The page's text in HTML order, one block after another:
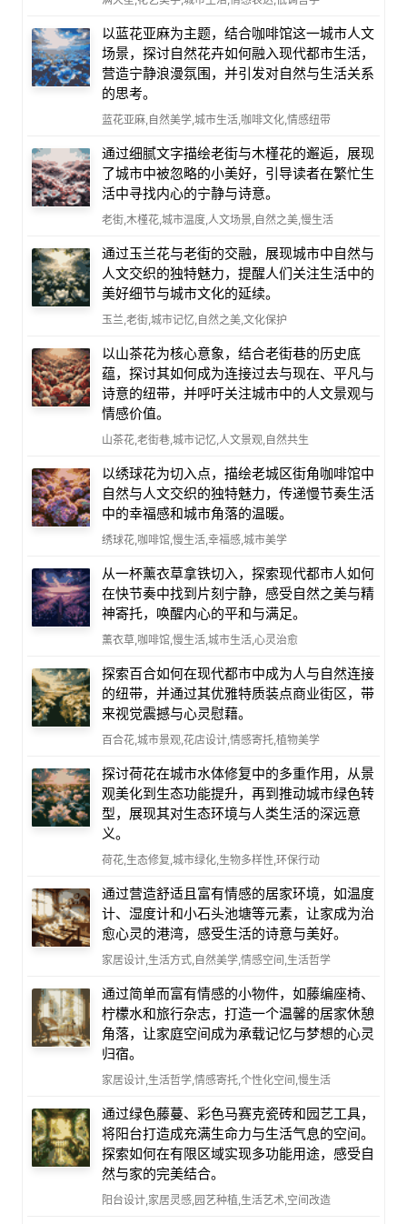
以蓝花亚麻为主题，结合咖啡馆这一城市人文
场景，探讨自然花卉如何融入现代都市生活，
营造宁静浪漫氛围，并引发对自然与生活关系
的思考。
蓝花亚麻,自然美学,城市生活,咖啡文化,情感纽带
通过细腻文字描绘老街与木槿花的邂逅，展现
了城市中被忽略的小美好，引导读者在繁忙生
活中寻找内心的宁静与诗意。
老街,木槿花,城市温度,人文场景,自然之美,慢生活
通过玉兰花与老街的交融，展现城市中自然与
人文交织的独特魅力，提醒人们关注生活中的
美好细节与城市文化的延续。
玉兰,老街,城市记忆,自然之美,文化保护
以山茶花为核心意象，结合老街巷的历史底
蕴，探讨其如何成为连接过去与现在、平凡与
诗意的纽带，并呼吁关注城市中的人文景观与
情感价值。
山茶花,老街巷,城市记忆,人文景观,自然共生
以绣球花为切入点，描绘老城区街角咖啡馆中
自然与人文交织的独特魅力，传递慢节奏生活
中的幸福感和城市角落的温暖。
绣球花,咖啡馆,慢生活,幸福感,城市美学
从一杯薰衣草拿铁切入，探索现代都市人如何
在快节奏中找到片刻宁静，感受自然之美与精
神寄托，唤醒内心的平和与满足。
薰衣草,咖啡馆,慢生活,城市生活,心灵治愈
探索百合如何在现代都市中成为人与自然连接
的纽带，并通过其优雅特质装点商业街区，带
来视觉震撼与心灵慰藉。
百合花,城市景观,花店设计,情感寄托,植物美学
探讨荷花在城市水体修复中的多重作用，从景
观美化到生态功能提升，再到推动城市绿色转
型，展现其对生态环境与人类生活的深远意
义。
荷花,生态修复,城市绿化,生物多样性,环保行动
通过营造舒适且富有情感的居家环境，如温度
计、湿度计和小石头池塘等元素，让家成为治
愈心灵的港湾，感受生活的诗意与美好。
家居设计,生活方式,自然美学,情感空间,生活哲学
通过简单而富有情感的小物件，如藤编座椅、
柠檬水和旅行杂志，打造一个温馨的居家休憩
角落，让家庭空间成为承载记忆与梦想的心灵
归宿。
家居设计,生活哲学,情感寄托,个性化空间,慢生活
通过绿色藤蔓、彩色马赛克瓷砖和园艺工具，
将阳台打造成充满生命力与生活气息的空间。
探索如何在有限区域实现多功能用途，感受自
然与家的完美结合。
阳台设计,家居灵感,园艺种植,生活艺术,空间改造